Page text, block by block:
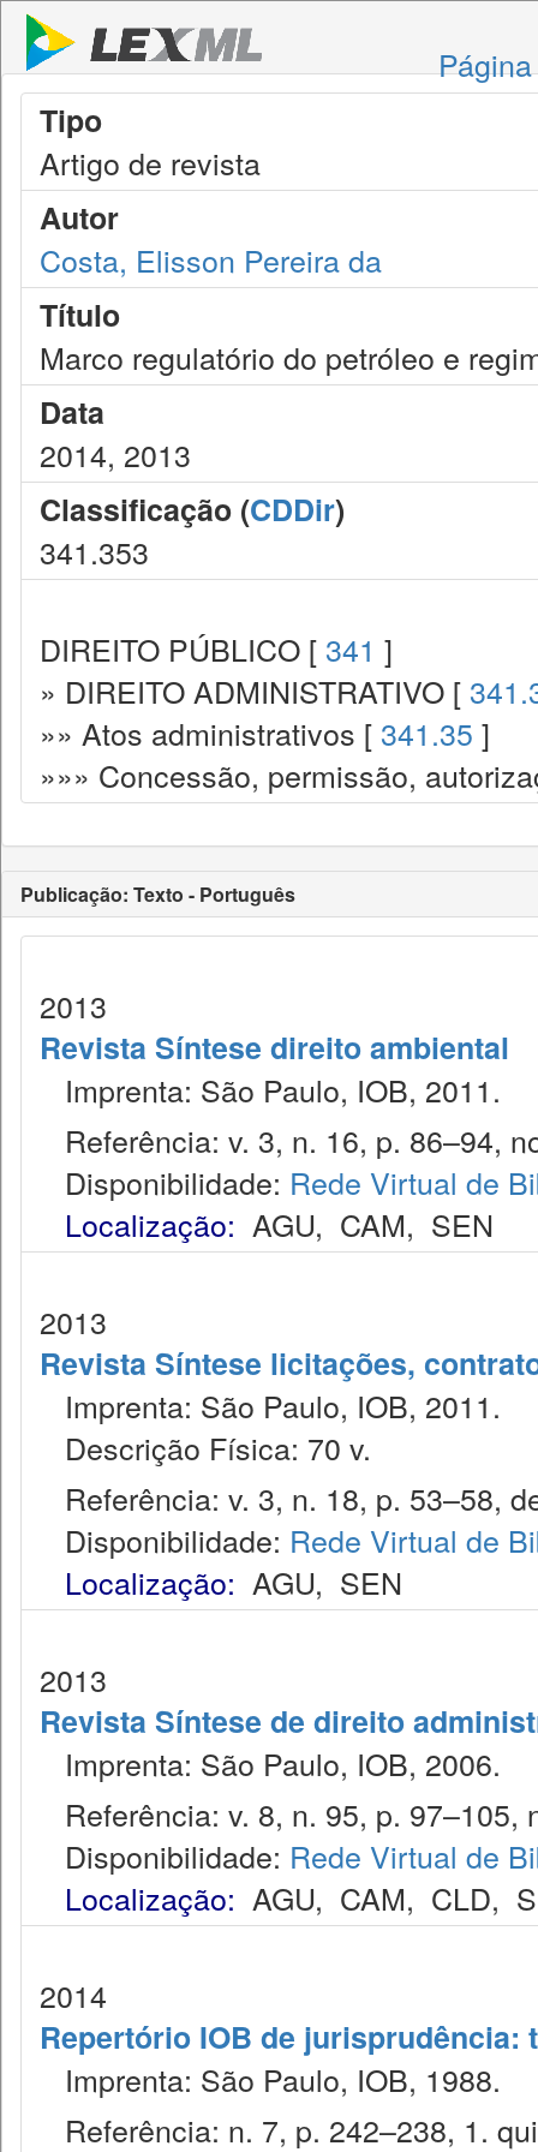
Tipo
Artigo de revista
Autor
Costa, Elisson Pereira da
Título
Marco regulatório do petróleo e
Data
2014, 2013
Classificação (CDDir)
341.353
DIREITO PÚBLICO [ 341 ]
» DIREITO ADMINISTRATIVO [
»» Atos administrativos [ 341.35 ]
»»» Concessão, permissão,
Publicação: Texto - Português
2013
Revista Síntese direito ambiental
Imprenta: São Paulo, IOB, 2011.
Referência: v. 3, n. 16, p. 86–94,
Disponibilidade: Rede Virtual de
Localização: AGU, CAM, SEN
2013
Revista Síntese licitações,
Imprenta: São Paulo, IOB, 2011.
Descrição Física: 70 v.
Referência: v. 3, n. 18, p. 53–58,
Disponibilidade: Rede Virtual de
Localização: AGU, SEN
2013
Revista Síntese de direito
Imprenta: São Paulo, IOB, 2006.
Referência: v. 8, n. 95, p. 97–105,
Disponibilidade: Rede Virtual de
Localização: AGU, CAM, CLD,
2014
Repertório IOB de
Imprenta: São Paulo, IOB, 1988.
Referência: n. 7, p. 242–238, 1.